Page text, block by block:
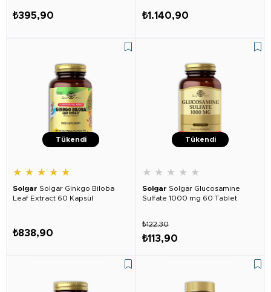
₺395,90 ₺1.140,90
Tükendi
★ ★ ★ ★ ★
Solgar Solgar Ginkgo Biloba
Leaf Extract 60 Kapsül
₺838,90
Tükendi
★ ★ ★ ★ ★
Solgar Solgar Glucosamine
Sulfate 1000 mg 60 Tablet
₺113,90
₺122,30